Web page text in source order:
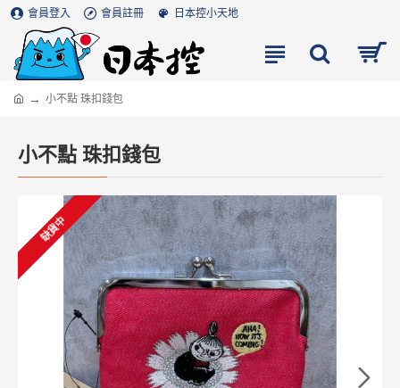
會員登入 會員註冊 日本控小天地
小不點 珠扣錢包
小不點 珠扣錢包
缺貨中